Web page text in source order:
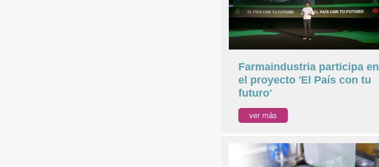
Farmaindustria participa en
el proyecto 'El País con tu
futuro'
ver más